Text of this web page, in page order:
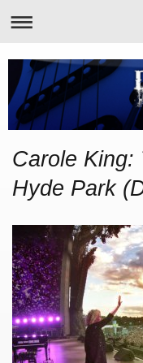
Carole King:
Hyde Park